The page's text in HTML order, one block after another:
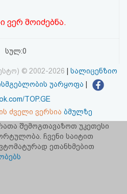
ვერ მოიძებნა.
სულ:0
© 2002-2026
სალიცენზიო
უარყოფა
TOP.GE
ძველი ვერსია ბმულზე
TOP.GE - ზე
და ინტერნეტთან კავშირს
შემოგთავაზოთ უკეთესი
ჩვენი საიტით
ეთანხმებით